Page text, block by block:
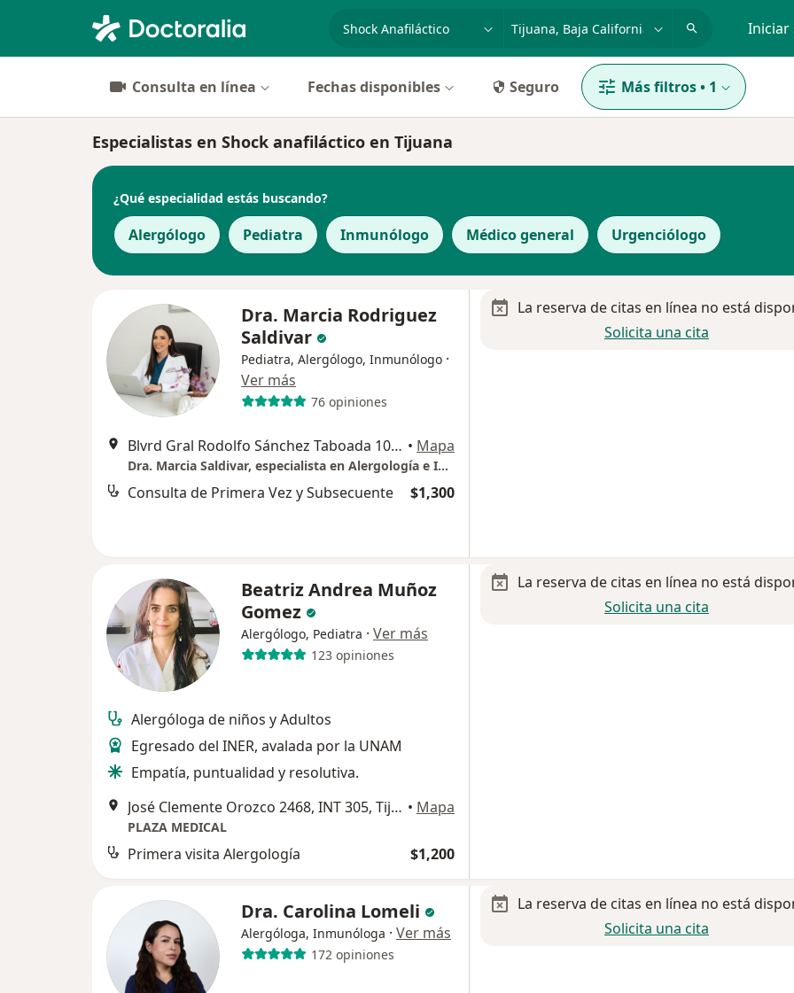
especialidad, enfermedad o nombre Iniciar
Consulta en línea Fechas disponibles Seguro Más filtros• 1
Especialistas en Shock anafiláctico en Tijuana
¿Qué especialidad estás buscando?
Alergólogo Pediatra Inmunólogo Médico general Urgenciólogo
Dra. Marcia Rodriguez
Saldivar
Pediatra, Alergólogo, Inmunólogo ·
Ver más
76 opiniones
Blvrd Gral Rodolfo Sánchez Taboada 10102, Consultorio 4, Zona Urbana Río, Tijuana • Mapa
Dra. Marcia Saldivar, especialista en Alergología e Inmunología Clínica
Consulta de Primera Vez y Subsecuente $1,300
La reserva de citas en línea no está
Solicita una cita
Beatriz Andrea Muñoz
Gomez
Alergólogo, Pediatra · Ver más
123 opiniones
Alergóloga de niños y Adultos
Egresado del INER, avalada por la UNAM
Empatía, puntualidad y resolutiva.
José Clemente Orozco 2468, INT 305, Tijuana • Mapa
PLAZA MEDICAL
Primera visita Alergología $1,200
La reserva de citas en línea no está
Solicita una cita
Dra. Carolina Lomeli
Alergóloga, Inmunóloga · Ver más
172 opiniones
La reserva de citas en línea no está
Solicita una cita